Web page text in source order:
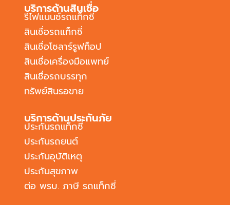
บริการด้านสินเชื่อ
รีไฟแนนซ์รถแท็กซี่
สินเชื่อรถแท็กซี่
สินเชื่อโซลาร์รูฟท็อป
สินเชื่อเครื่องมือแพทย์
สินเชื่อรถบรรทุก
ทรัพย์สินรอขาย
บริการด้านประกันภัย
ประกันรถแท็กซี่
ประกันรถยนต์
ประกันอุบัติเหตุ
ประกันสุขภาพ
ต่อ พรบ. ภาษี รถแท็กซี่